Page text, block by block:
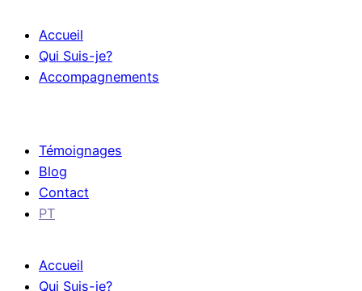
Accueil
Qui Suis-je?
Accompagnements
Témoignages
Blog
Contact
PT
Accueil
Qui Suis-je?